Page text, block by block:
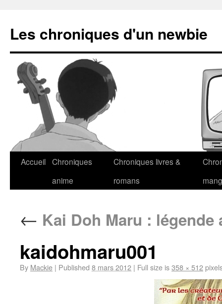
Les chroniques d'un newbie
Accueil Chroniques
anime
Chroniques livres &
romans
← Kai Doh Maru : légende
kaidohmaru001
By Mackie | Published 8 mars 2012 | Full size is358 × 512